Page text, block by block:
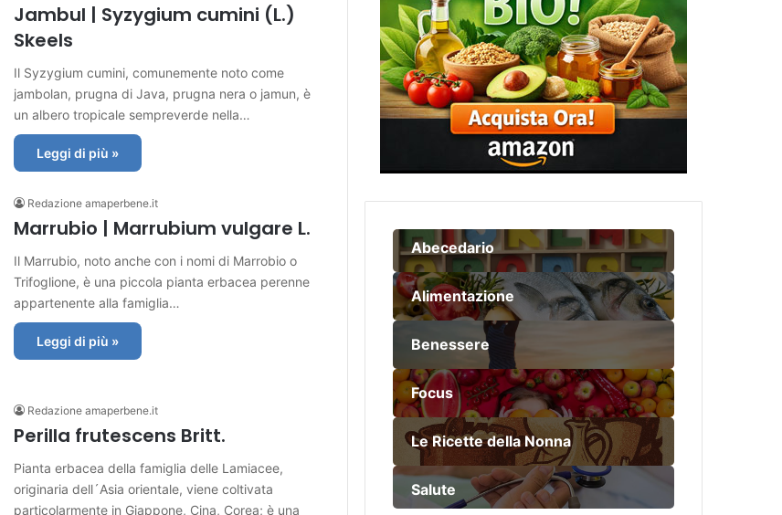
Jambul | Syzygium cumini (L.)
Skeels
Il Syzygium cumini, comunemente noto come
jambolan, prugna di Java, prugna nera o jamun, è
un albero tropicale sempreverde nella…
Leggi di più »
Redazione amaperbene.it
Marrubio | Marrubium vulgare L.
Il Marrubio, noto anche con i nomi di Marrobio o
Trifoglione, è una piccola pianta erbacea perenne
appartenente alla famiglia…
Leggi di più »
Redazione amaperbene.it
Perilla frutescens Britt.
Pianta erbacea della famiglia delle Lamiacee,
originaria dell´Asia orientale, viene coltivata
particolarmente in Giappone, Cina, Corea; è una
Abecedario
Alimentazione
Benessere
Focus
Le Ricette della Nonna
Salute